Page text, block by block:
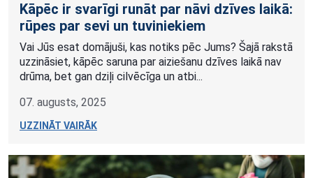
Kāpēc ir svarīgi runāt par nāvi dzīves laikā:
rūpes par sevi un tuviniekiem
Vai Jūs esat domājuši, kas notiks pēc Jums? Šajā rakstā
uzzināsiet, kāpēc saruna par aiziešanu dzīves laikā nav
drūma, bet gan dziļi cilvēcīga un atbi...
07. augusts, 2025
UZZINĀT VAIRĀK